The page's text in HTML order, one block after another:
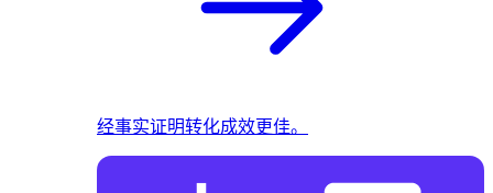
经事实证明转化成效更佳。